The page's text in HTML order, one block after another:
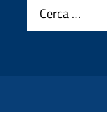
Cerca …